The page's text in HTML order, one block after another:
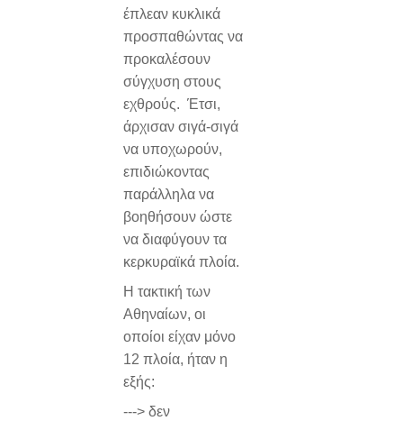
έπλεαν κυκλικά
προσπαθώντας να
προκαλέσουν
σύγχυση στους
εχθρούς. Έτσι,
άρχισαν σιγά-σιγά
να υποχωρούν,
επιδιώκοντας
παράλληλα να
βοηθήσουν ώστε
να διαφύγουν τα
κερκυραϊκά πλοία.
Η τακτική των
Αθηναίων, οι
οποίοι είχαν μόνο
12 πλοία, ήταν η
εξής:
---> δεν